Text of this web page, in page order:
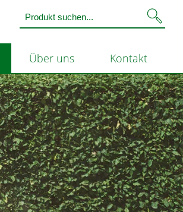
Über uns Kontakt